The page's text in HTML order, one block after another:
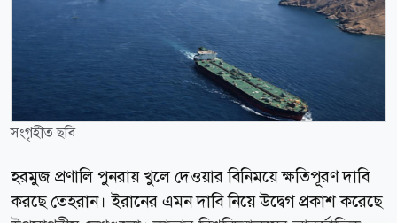
সংগৃহীত ছবি
হরমুজ প্রণালি পুনরায় খুলে দেওয়ার বিনিময়ে ক্ষতিপূরণ দাবি
করছে তেহরান। ইরানের এমন দাবি নিয়ে উদ্বেগ প্রকাশ করেছে